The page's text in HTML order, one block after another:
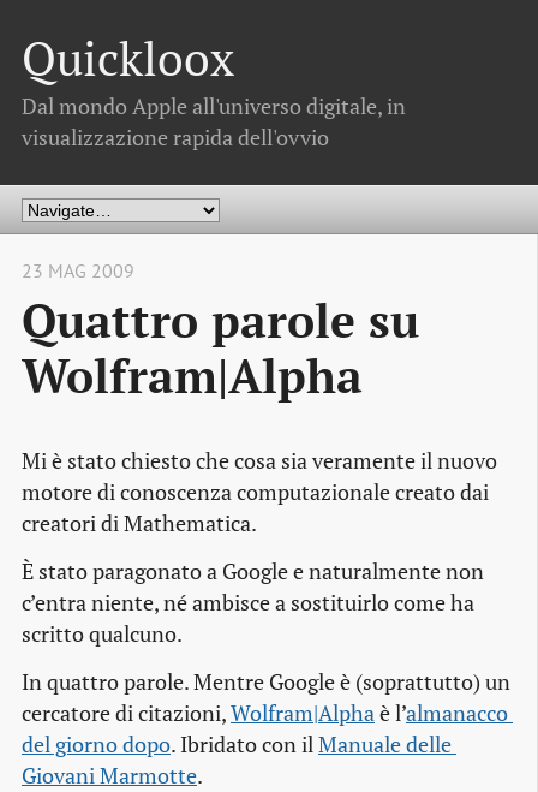
Quickloox
Dal mondo Apple all'universo digitale, in
visualizzazione rapida dell'ovvio
23 MAG 2009
Quattro parole su
Wolfram|Alpha
Mi è stato chiesto che cosa sia veramente il nuovo
motore di conoscenza computazionalecreato dai
creatori di Mathematica.
È stato paragonato a Google e naturalmente non
c’entra niente, né ambisce a sostituirlo come ha
scritto qualcuno.
In quattro parole. Mentre Google è (soprattutto) un
cercatore di citazioni,Wolfram|Alphaè l’almanacco
del giorno dopo. Ibridato con ilManuale delle
Giovani Marmotte.